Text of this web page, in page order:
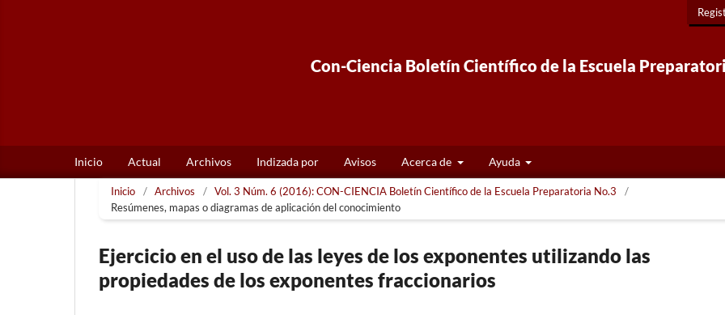
Con-Ciencia Boletín Científico de la Escuela
Inicio Actual Archivos Indizada por Avisos Acerca de Ayuda
Inicio / Archivos / Vol. 3 Núm. 6 (2016): CON-CIENCIA Boletín Científico de la Escuela Preparatoria No.3
/
Resúmenes, mapas o diagramas de aplicación del conocimiento
Ejercicio en el uso de las leyes de los exponentes utilizando las
propiedades de los exponentes fraccionarios